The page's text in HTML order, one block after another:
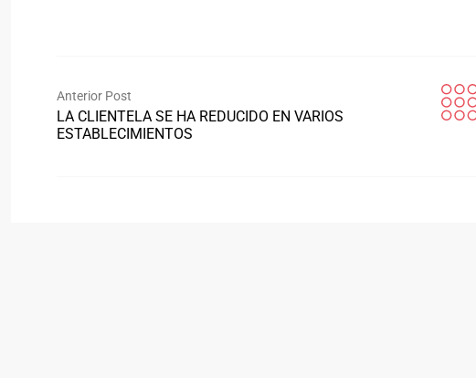
Anterior Post
LA CLIENTELA SE HA REDUCIDO EN VARIOS
ESTABLECIMIENTOS